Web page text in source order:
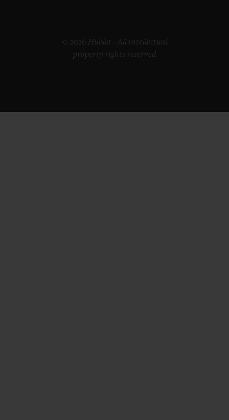
© 2026 Hublot - All intellectual
property rights reserved